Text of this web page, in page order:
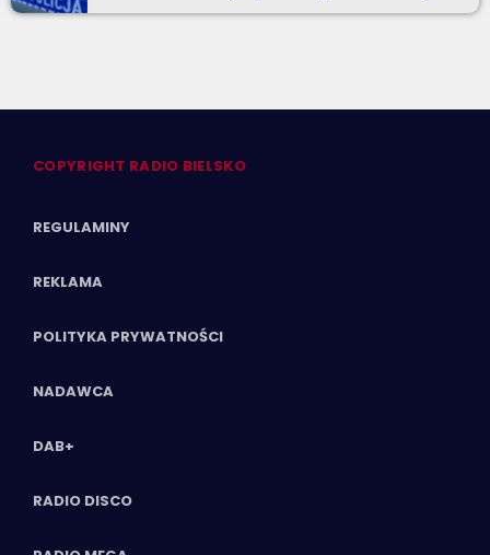
COPYRIGHT RADIO BIELSKO
REGULAMINY
REKLAMA
POLITYKA PRYWATNOŚCI
NADAWCA
DAB+
RADIO DISCO